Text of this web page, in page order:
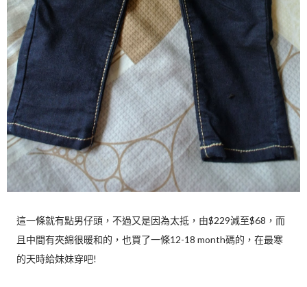
這一條就有點男仔頭，不過又是因為太抵，由$229減至$68，而
且中間有夾綿很暖和的，也買了一條12-18 month碼的，在最寒
的天時給妹妹穿吧!